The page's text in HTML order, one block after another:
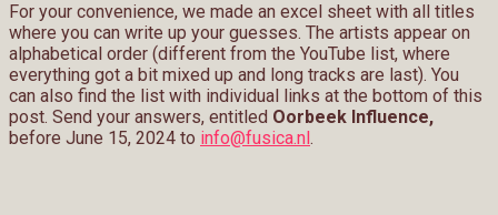
For your convenience, we made an excel sheet with all titles
where you can write up your guesses. The artists appear on
alphabetical order (different from the YouTube list, where
everything got a bit mixed up and long tracks are last). You
can also find the list with individual links at the bottom of this
post. Send your answers, entitled Oorbeek Influence,
before June 15, 2024 to info@fusica.nl .